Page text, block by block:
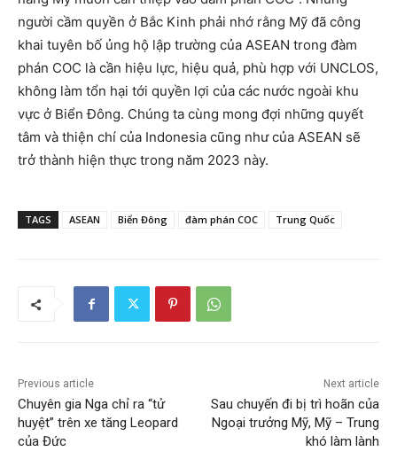
người cầm quyền ở Bắc Kinh phải nhớ rằng Mỹ đã công
khai tuyên bố ủng hộ lập trường của ASEAN trong đàm
phán COC là cần hiệu lực, hiệu quả, phù hợp với UNCLOS,
không làm tổn hại tới quyền lợi của các nước ngoài khu
vực ở Biển Đông. Chúng ta cùng mong đợi những quyết
tâm và thiện chí của Indonesia cũng như của ASEAN sẽ
trở thành hiện thực trong năm 2023 này.
TAGS ASEAN Biển Đông đàm phán COC Trung Quốc
Previous article
Chuyên gia Nga chỉ ra “tử
huyệt” trên xe tăng Leopard
của Đức
Next article
Sau chuyến đi bị trì hoãn của
Ngoại trưởng Mỹ, Mỹ – Trung
khó làm lành